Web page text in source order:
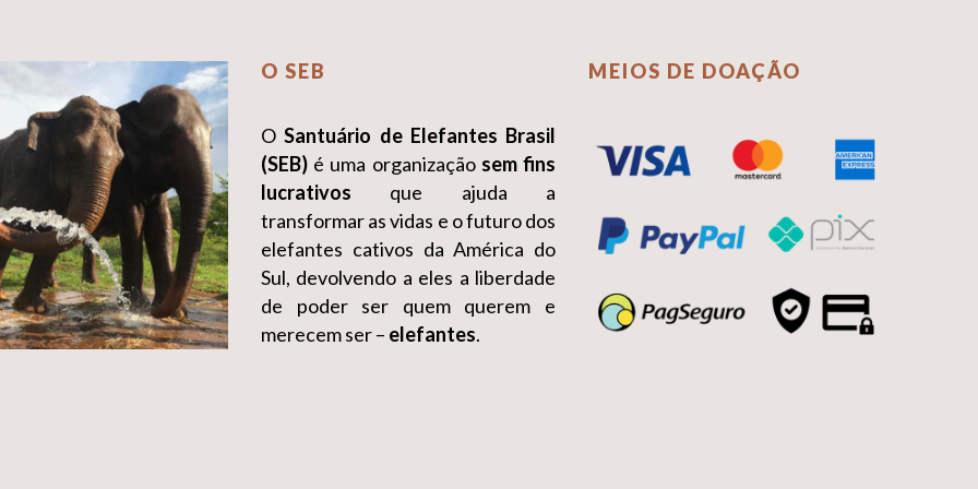
O SEB
OSantuário de Elefantes Brasil
(SEB) é uma organização sem fins
lucrativos que ajuda a
transformar as vidas e o futuro dos
elefantes cativos da América do
Sul, devolvendo a eles a liberdade
de poder ser quem querem e
merecem ser – elefantes.
MEIOS DE DOAÇÃO